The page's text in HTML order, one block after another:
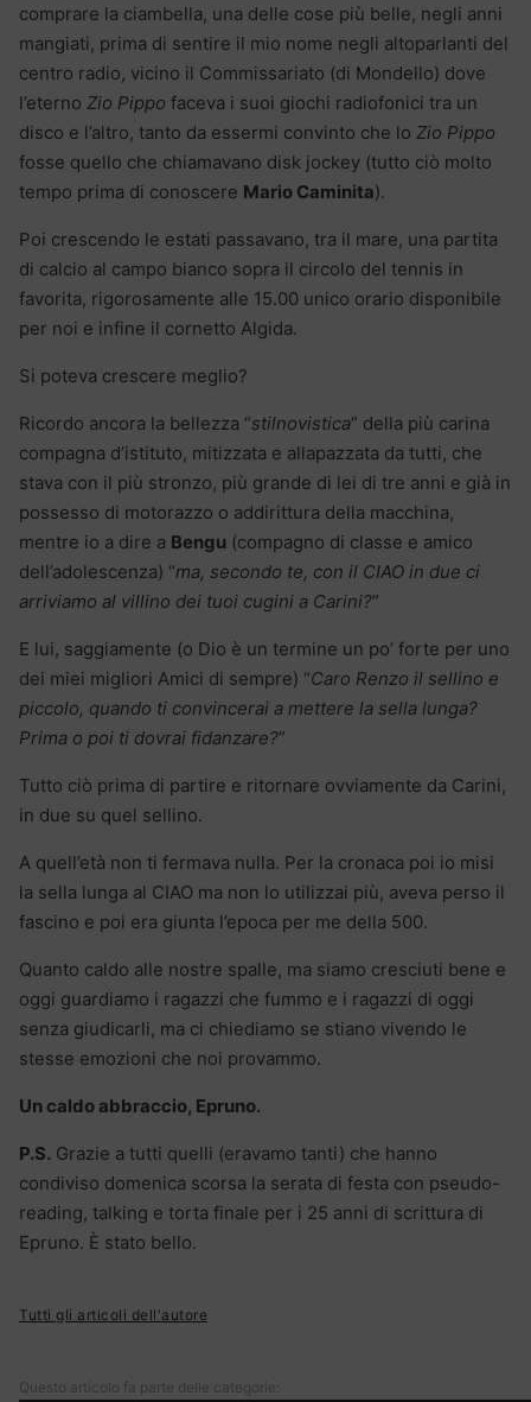
comprare la ciambella, una delle cose più belle, negli anni
mangiati, prima di sentire il mio nome negli altoparlanti del
centro radio, vicino il Commissariato (di Mondello) dove
l’eterno Zio Pippo faceva i suoi giochi radiofonici tra un
disco e l’altro, tanto da essermi convinto che lo Zio Pippo
fosse quello che chiamavano disk jockey (tutto ciò molto
tempo prima di conoscere Mario Caminita).
Poi crescendo le estati passavano, tra il mare, una partita
di calcio al campo bianco sopra il circolo del tennis in
favorita, rigorosamente alle 15.00 unico orario disponibile
per noi e infine il cornetto Algida.
Si poteva crescere meglio?
Ricordo ancora la bellezza “stilnovistica” della più carina
compagna d’istituto, mitizzata e allapazzata da tutti, che
stava con il più stronzo, più grande di lei di tre anni e già in
possesso di motorazzo o addirittura della macchina,
mentre io a dire a Bengu (compagno di classe e amico
dell’adolescenza) “ma, secondo te, con il CIAO in due ci
arriviamo al villino dei tuoi cugini a Carini?”
E lui, saggiamente (o Dio è un termine un po’ forte per uno
dei miei migliori Amici di sempre) “Caro Renzo il sellino e
piccolo, quando ti convincerai a mettere la sella lunga?
Prima o poi ti dovrai fidanzare?”
Tutto ciò prima di partire e ritornare ovviamente da Carini,
in due su quel sellino.
A quell’età non ti fermava nulla. Per la cronaca poi io misi
la sella lunga al CIAO ma non lo utilizzai più, aveva perso il
fascino e poi era giunta l’epoca per me della 500.
Quanto caldo alle nostre spalle, ma siamo cresciuti bene e
oggi guardiamo i ragazzi che fummo e i ragazzi di oggi
senza giudicarli, ma ci chiediamo se stiano vivendo le
stesse emozioni che noi provammo.
Un caldo abbraccio, Epruno.
P.S. Grazie a tutti quelli (eravamo tanti) che hanno
condiviso domenica scorsa la serata di festa con pseudo-
reading, talking e torta finale per i 25 anni di scrittura di
Epruno. È stato bello.
Tutti gli articoli dell'autore
Questo articolo fa parte delle categorie: